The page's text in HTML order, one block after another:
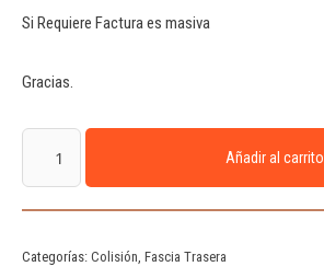
Si Requiere Factura es masiva
Gracias.
Añadir al carrito
Categorías: Colisión Fascia Trasera